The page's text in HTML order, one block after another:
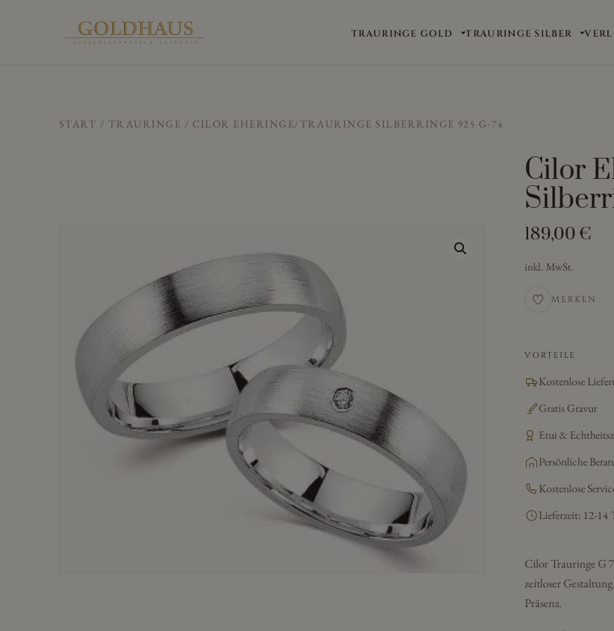
TRAURINGE GOLD TRAURINGE SILBER
START / TRAURINGE / CILOR EHERINGE/TRAURINGE SILBERRINGE 925 G-74
Cilor
189,00 €
inkl. MwSt.
MERKEN
VORTEILE
Kostenlose
Gratis Gravur
Etui &
Persönliche
Kostenlose
Lieferzeit: 12-14
Cilor Trauringe G
zeitloser
Präsenz.